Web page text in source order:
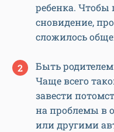
ребенка. Чтобы
сновидение,
сложилось
Быть родителем
Чаще всего
завести
на проблемы в
или другими